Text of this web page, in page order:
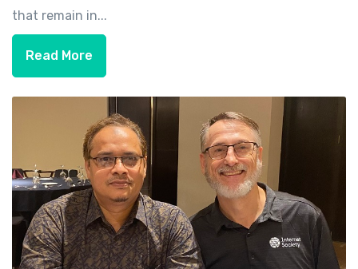
that remain in...
Read More